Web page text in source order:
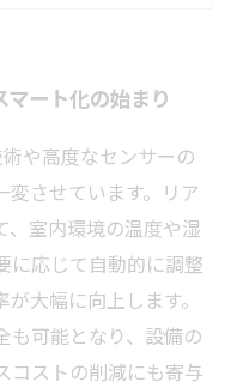
立がもたらす現場
業界に訪れるスマ
る：技術者必見の
ート化の始まり
や高度なセンサーの
させています。リア
、室内環境の温度や湿
に応じて自動的に調整
大幅に向上します。
も可能となり、設備の
コストの削減にも寄与